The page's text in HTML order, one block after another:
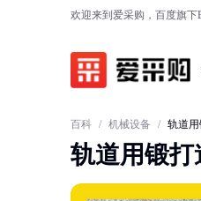
欢迎来到爱采购，百度旗下
百科 / 机械设备 / 轨道
轨道用锻打